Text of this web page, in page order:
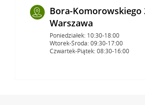
Bora-Komorowskiego
Warszawa
Poniedziałek: 10:30-18:00
Wtorek-Środa: 09:30-17:00
Czwartek-Piątek: 08:30-16:00